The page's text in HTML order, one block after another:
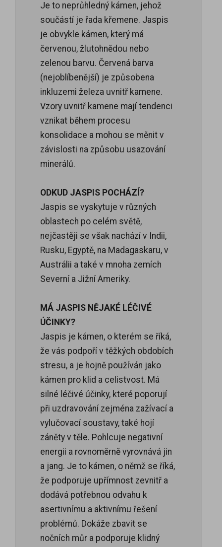
Je to neprůhledný kámen, jehož
součástí je řada křemene. Jaspis
je obvykle kámen, který má
červenou, žlutohnědou nebo
zelenou barvu. Červená barva
(nejoblíbenější) je způsobena
inkluzemi železa uvnitř kamene.
Vzory uvnitř kamene mají tendenci
vznikat během procesu
konsolidace a mohou se měnit v
závislosti na způsobu usazování
minerálů.
ODKUD JASPIS POCHÁZÍ?
Jaspis se vyskytuje v různých
oblastech po celém světě,
nejčastěji se však nachází v Indii,
Rusku, Egyptě, na Madagaskaru, v
Austrálii a také v mnoha zemích
Severní a Jižní Ameriky.
MÁ JASPIS NĚJAKÉ LÉČIVÉ
ÚČINKY?
Jaspis je kámen, o kterém se říká,
že vás podpoří v těžkých obdobích
stresu, a je hojně používán jako
kámen pro klid a celistvost. Má
silné léčivé účinky, které poporují
při uzdravování zejména zažívací a
vylučovací soustavy, také hojí
záněty v těle. Pohlcuje negativní
energii a rovnoměrně vyrovnává jin
a jang. Je to kámen, o němž se říká,
že podporuje upřímnost zevnitř a
dodává potřebnou odvahu k
asertivnímu a aktivnímu řešení
problémů. Dokáže zbavit se
nočních můr a podporuje klidný